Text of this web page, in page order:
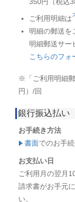
ご利用明細は
明細の郵送を
明細郵送サー
こちらのフォ
※「ご利用明細
円）/回
銀行振込払い
お手続き方法
書面でのお手続
お支払い日
ご利用月の翌月
請求書がお手元
い。